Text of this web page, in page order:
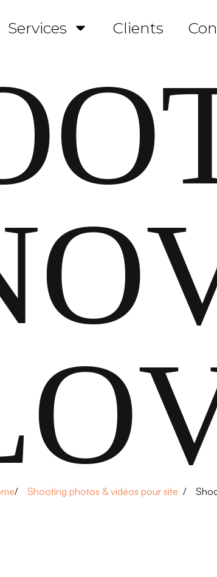
Services Clients
Shooting photos & vidéos pour site